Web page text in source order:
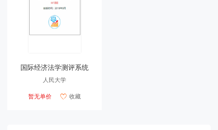
国际经济法学测评系统
人民大学
暂无单价
 收藏